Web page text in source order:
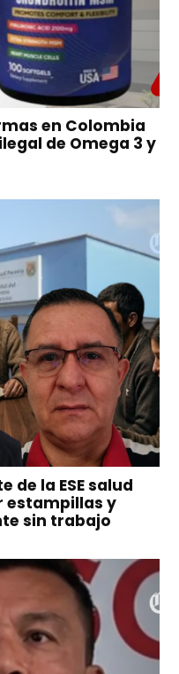
en Colombia
de Omega 3 y
de la ESE salud
estampillas y
sin trabajo